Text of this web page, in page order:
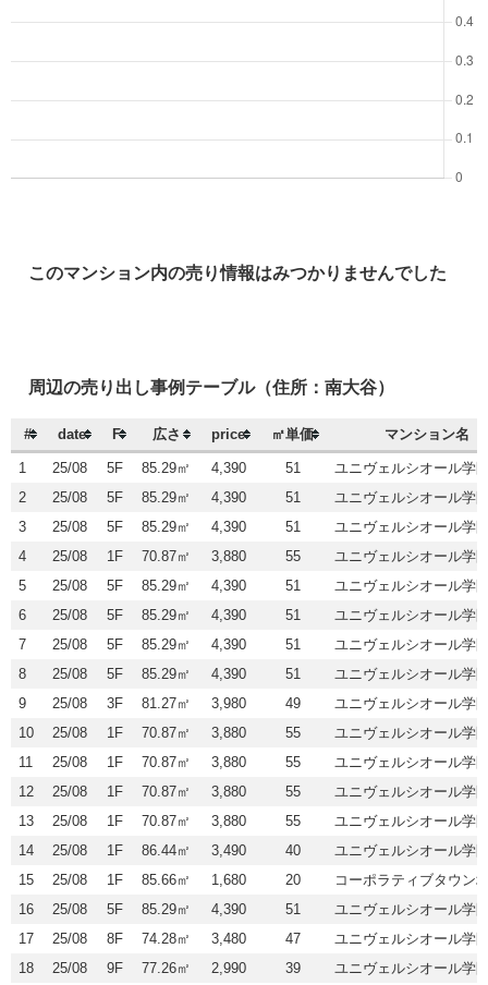
このマンション内の売り情報はみつかりませんでした
周辺の売り出し事例テーブル（住所：南大谷）
# date F 広さ price ㎡単価 マンション名
1 25/08 5F 85.29㎡ 4,390 51 ユニヴェルシオール学
2 25/08 5F 85.29㎡ 4,390 51 ユニヴェルシオール学
3 25/08 5F 85.29㎡ 4,390 51 ユニヴェルシオール学
4 25/08 1F 70.87㎡ 3,880 55 ユニヴェルシオール学
5 25/08 5F 85.29㎡ 4,390 51 ユニヴェルシオール学
6 25/08 5F 85.29㎡ 4,390 51 ユニヴェルシオール学
7 25/08 5F 85.29㎡ 4,390 51 ユニヴェルシオール学
8 25/08 5F 85.29㎡ 4,390 51 ユニヴェルシオール学
9 25/08 3F 81.27㎡ 3,980 49 ユニヴェルシオール学
10 25/08 1F 70.87㎡ 3,880 55 ユニヴェルシオール学
11 25/08 1F 70.87㎡ 3,880 55 ユニヴェルシオール学
12 25/08 1F 70.87㎡ 3,880 55 ユニヴェルシオール学
13 25/08 1F 70.87㎡ 3,880 55 ユニヴェルシオール学
14 25/08 1F 86.44㎡ 3,490 40 ユニヴェルシオール学
15 25/08 1F 85.66㎡ 1,680 20 コーポラティブタウン
16 25/08 5F 85.29㎡ 4,390 51 ユニヴェルシオール学
17 25/08 8F 74.28㎡ 3,480 47 ユニヴェルシオール学
18 25/08 9F 77.26㎡ 2,990 39 ユニヴェルシオール学